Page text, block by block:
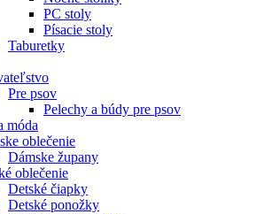
PC stoly
Písacie stoly
Taburetky
Pre psov
Pelechy a búdy pre psov
móda
oblečenie
Dámske župany
oblečenie
Detské čiapky
Detské ponožky